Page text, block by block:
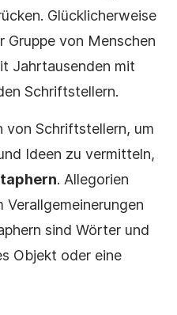
Glücklicherweise
Gruppe von Menschen
Jahrtausenden mit
Schriftstellern.
von Schriftstellern, um
Ideen zu vermitteln,
. Allegorien
sind Wörter und
Objekt oder eine